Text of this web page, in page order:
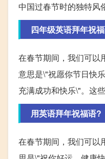
中国过春节时的独特风
四年级英语拜年祝
在春节期间，我们可以
意思是\"祝愿你节日快
充满成功和快乐\"。这
用英语拜年祝福语?
在春节期间，我们可以